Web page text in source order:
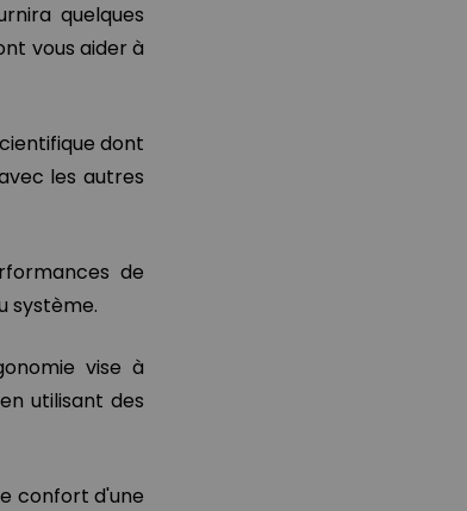
quelques
vous aider à
dont
les autres
de
système.
vise à
utilisant des
confort d'une